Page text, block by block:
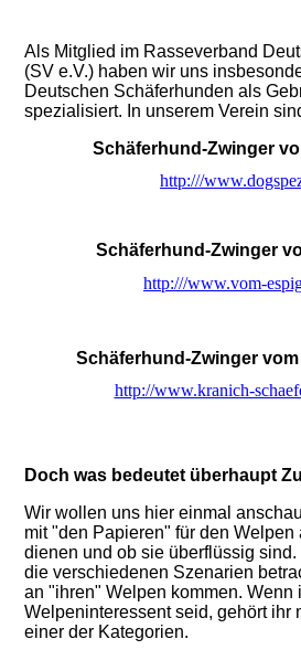
Als Mitglied im Rasseverband
(SV e.V.) haben wir uns
Deutschen Schäferhunden als
spezialisiert. In unserem Verein
Schäferhund-Zwinger
http:///
Schäferhund-Zwinger
http:///www.vom-
Schäferhund-Zwinger
http://www.kranich-
Doch was bedeutet überhaupt
Wir wollen uns hier einmal
mit "den Papieren" für den Welpen
dienen und ob sie überflüssig sind.
die verschiedenen Szenarien
an "ihren" Welpen kommen. Wenn
Welpeninteressent seid, gehört ihr
einer der Kategorien.